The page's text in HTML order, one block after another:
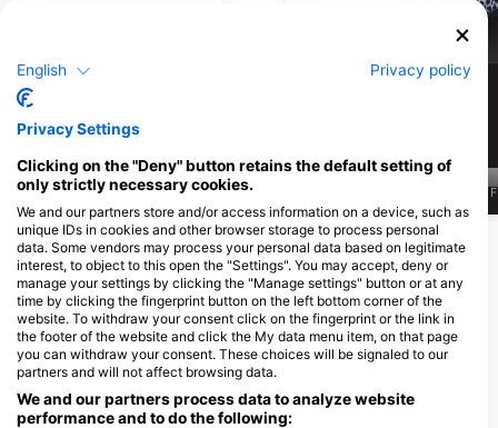
识，其中还包括大量风险管理知识。您将学习领导力和人际
承担责任和管理潜水的信心。-> 完成 DivePoint Guraidhoo
SSI 潜水长认证。如需进一步了解本课程或其先决条件，请
随时通过以下方式联系我们 gur@divepoint-maldives.com
https://divepoint-maldives.com/tour/divemaster-
package/
J F M A M J J A S O N D F
显示更多动物
为该潜水点提供餐饮服务的潜水中心
DivePoint Rannalhi
Adaaran Club Rannalhi, 20026
South Male Atoll, 马尔代夫
Ocean Warriors
Henveiru Meenaaz, 20006 Male’, 马
尔代夫
English Privacy policy
Privacy Settings
Clicking on the "Deny" button retains the default setting of
only strictly necessary cookies.
We and our partners store and/or access information on a device, such as
unique IDs in cookies and other browser storage to process personal
data. Some vendors may process your personal data based on legitimate
interest, to object to this open the "Settings". You may accept, deny or
manage your settings by clicking the "Manage settings" button or at any
time by clicking the fingerprint button on the left bottom corner of the
website. To withdraw your consent click on the fingerprint or the link in
the footer of the website and click the My data menu item, on that page
you can withdraw your consent. These choices will be signaled to our
partners and will not affect browsing data.
We and our partners process data to analyze website
performance and to do the following: